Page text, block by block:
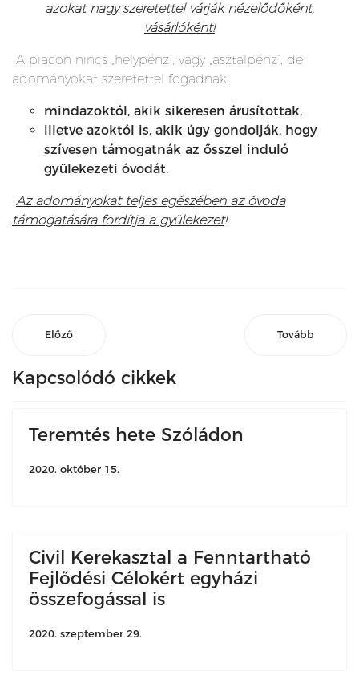
azokat nagy szeretettel várják nézelődőként,
vásárlóként!
A piacon nincs „helypénz”, vagy „asztalpénz”, de
adományokat szeretettel fogadnak.
mindazoktól, akik sikeresen árusítottak,
illetve azoktól is, akik úgy gondolják, hogy
szívesen támogatnák az ősszel induló
gyülekezeti óvodát.
Az adományokat teljes egészében az óvoda
támogatására fordítja a gyülekezet!
Előző Tovább
Kapcsolódó cikkek
Teremtés hete Szóládon
2020. október 15.
Civil Kerekasztal a Fenntartható
Fejlődési Célokért egyházi
összefogással is
2020. szeptember 29.